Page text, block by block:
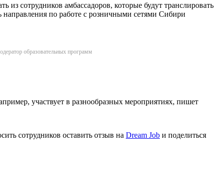
сотрудников амбассадоров, которые будут транслировать
по работе с розничными сетями Сибири
образовательных программ
участвует в разнообразных мероприятиях, пишет
сотрудников оставить отзыв на Dream Job и поделиться